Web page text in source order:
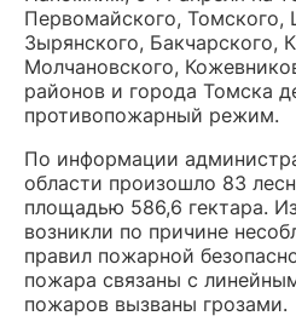
Первомайского, Томского,
Зырянского, Бакчарского,
Молчановского,
районов и города Томска
противопожарный режим.
По информации
области произошло 83
площадью 586,6 гектара.
возникли по причине
правил пожарной
пожара связаны с
пожаров вызваны грозами.